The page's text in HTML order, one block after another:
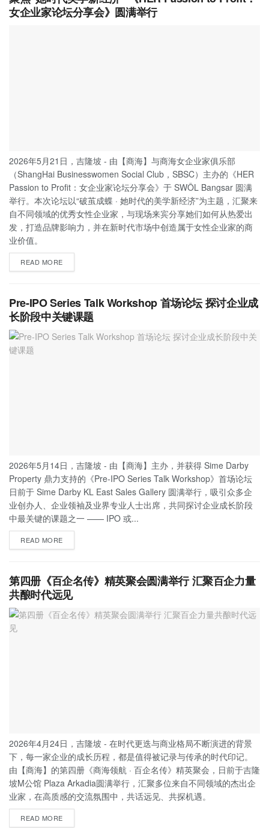
女企业家论坛分享会》圆满举行
2026年5月21日，吉隆坡 - 由【商海】与商海女企业家俱乐部
（ShangHai Businesswomen Social Club，SBSC）主办的《HER
Passion to Profit：女企业家论坛分享会》于 SWÔL Bangsar 圆满
举行。本次论坛以“破茧成蝶 · 她时代的美学新经济”为主题，汇聚来
自不同领域的优秀女性企业家，与现场来宾分享她们如何从热爱出
发，打造品牌影响力，并在新时代市场中创造属于女性企业家的商
业价值。
READ MORE
Pre-IPO Series Talk Workshop 首场论坛 探讨企业成
长阶段中关键课题
2026年5月14日，吉隆坡 - 由【商海】主办，并获得 Sime Darby
Property 鼎力支持的《Pre-IPO Series Talk Workshop》首场论坛
日前于 Sime Darby KL East Sales Gallery 圆满举行，吸引众多企
业创办人、企业领袖及业界专业人士出席，共同探讨企业成长阶段
中最关键的课题之一 —— IPO 或...
READ MORE
第四册《百企名传》精英聚会圆满举行 汇聚百企力量
共酿时代远见
2026年4月24日，吉隆坡 - 在时代更迭与商业格局不断演进的背景
下，每一家企业的成长历程，都是值得被记录与传承的时代印记。
由【商海】的第四册《商海领航 · 百企名传》精英聚会，日前于吉隆
坡M公馆 Plaza Arkadia圆满举行，汇聚多位来自不同领域的杰出企
业家，在高质感的交流氛围中，共话远见、共探机遇。
READ MORE